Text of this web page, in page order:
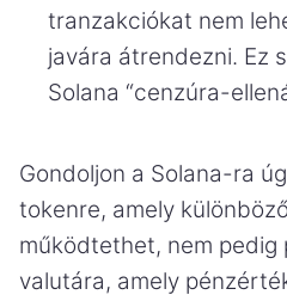
tranzakciókat nem
javára átrendezni. Ez
Solana “cenzúra-
Gondoljon a Solana-ra
tokenre, amely
működtethet, nem pedig
valutára, amely